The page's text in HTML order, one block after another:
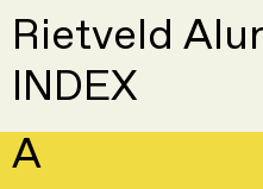
Rietveld
INDEX
A